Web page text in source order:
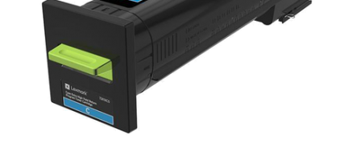
Tonere
Drum unit
Capete imprimare
Cartuse inkjet si cerneala